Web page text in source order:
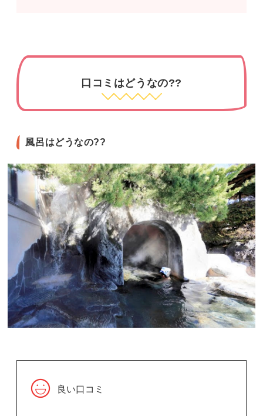
口コミはどうなの??
風呂はどうなの??
良い口コミ